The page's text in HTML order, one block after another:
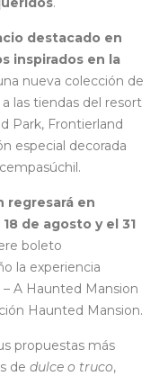
destacado en
inspirados en la
nueva colección de
a las tiendas del resort
Park, Frontierland
especial decorada
regresará en
de agosto y el 31
boleto
la experiencia
A Haunted Mansion
Haunted Mansion.
propuestas más
de dulce o truco,